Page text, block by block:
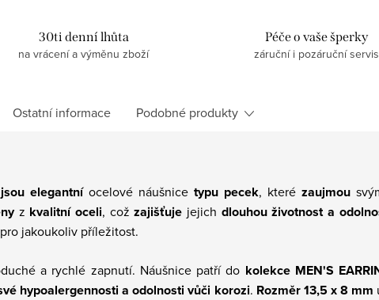
30ti denní lhůta
na vrácení a výměnu zboží
Péče o vaše šperky
záruční i pozáruční servis
Ostatní informace Podobné produkty
jsou elegantníocelové náušnicetypu pecek, které zaujmou
z kvalitní oceli, cožzajišťuje jejich dlouhou životnost a
jakoukoliv příležitost.
a rychlé zapnutí. Náušnice patří do kolekce MEN'S
hypoalergennosti a odolnosti vůči korozi. Rozměr 13,5 x 8 mm